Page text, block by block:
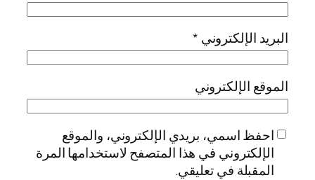
البريد الإلكتروني *
الموقع الإلكتروني
احفظ اسمي، بريدي الإلكتروني، والموقع
الإلكتروني في هذا المتصفح لاستخدامها المرة
المقبلة في تعليقي.